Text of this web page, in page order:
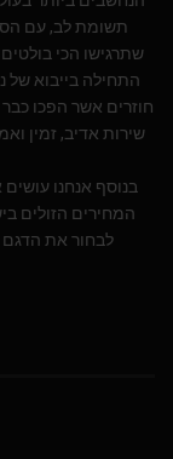
תשומת לב, עם
שתרגישו הכי
שירות אדיב, זמין
בנוסף אנחנו
המחירים הזולים
לבחור את הדגם